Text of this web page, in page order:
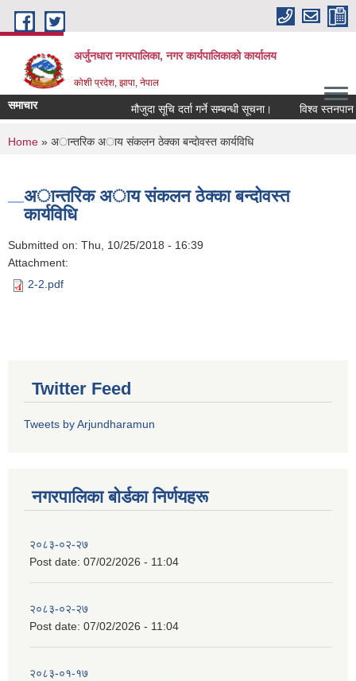
Skip to main content
अर्जुनधारा नगरपालिका, नगर कार्यपालिकाको कार्यालय
कोशी प्रदेश, झापा, नेपाल
समाचार मौजुदा सूचि दर्ता गर्ने सम्बन्धी सूचना। विश्व स्तनपान
You are here
Home » अान्तरिक अाय स‌ंकलन ठेक्का बन्दाेवस्त कार्यविधि
अान्तरिक अाय स‌ंकलन ठेक्का बन्दाेवस्त
कार्यविधि
Submitted on: Thu, 10/25/2018 - 16:39
Attachment:
2-2.pdf
Twitter Feed
Tweets by Arjundharamun
नगरपालिका बाेर्डका निर्णयहरू
२०८३-०२-२७
Post date: 07/02/2026 - 11:04
२०८३-०२-२७
Post date: 07/02/2026 - 11:04
२०८३-०१-१७